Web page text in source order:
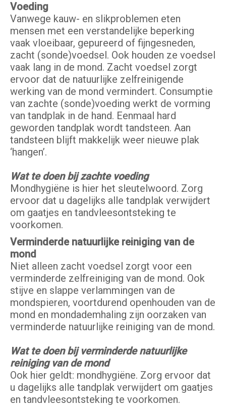
Voeding
Vanwege kauw- en slikproblemen eten
mensen met een verstandelijke beperking
vaak vloeibaar, gepureerd of fijngesneden,
zacht (sonde)voedsel. Ook houden ze voedsel
vaak lang in de mond. Zacht voedsel zorgt
ervoor dat de natuurlijke zelfreinigende
werking van de mond vermindert. Consumptie
van zachte (sonde)voeding werkt de vorming
van tandplak in de hand. Eenmaal hard
geworden tandplak wordt tandsteen. Aan
tandsteen blijft makkelijk weer nieuwe plak
‘hangen’.
Wat te doen bij zachte voeding
Mondhygiëne is hier het sleutelwoord. Zorg
ervoor dat u dagelijks alle tandplak verwijdert
om gaatjes en tandvleesontsteking te
voorkomen.
Verminderde natuurlijke reiniging van de
mond
Niet alleen zacht voedsel zorgt voor een
verminderde zelfreiniging van de mond. Ook
stijve en slappe verlammingen van de
mondspieren, voortdurend openhouden van de
mond en mondademhaling zijn oorzaken van
verminderde natuurlijke reiniging van de mond.
Wat te doen bij verminderde natuurlijke
reiniging van de mond
Ook hier geldt: mondhygiëne. Zorg ervoor dat
u dagelijks alle tandplak verwijdert om gaatjes
en tandvleesontsteking te voorkomen.